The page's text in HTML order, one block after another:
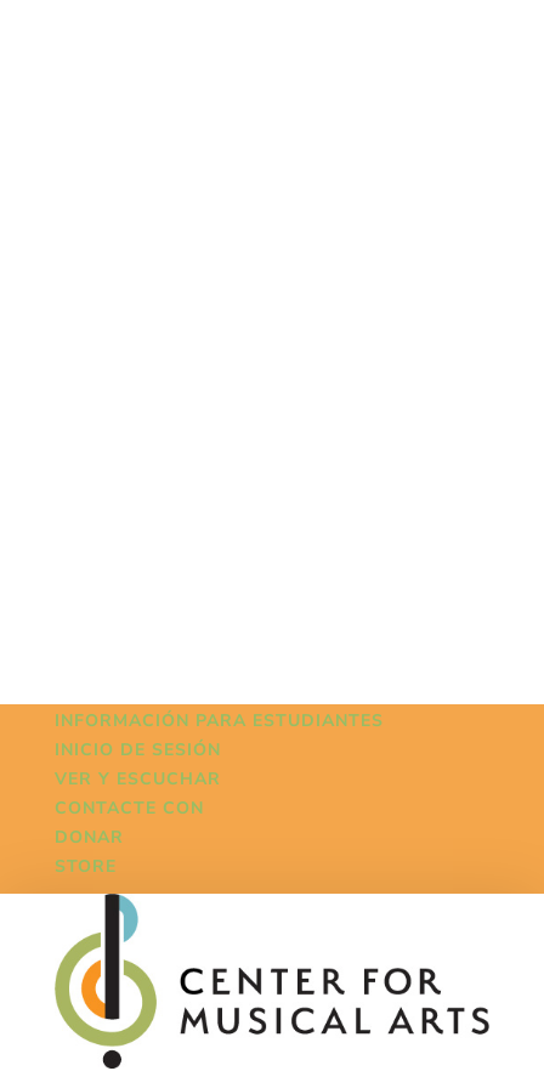
INFORMACIÓN PARA ESTUDIANTES
INICIO DE SESIÓN
VER Y ESCUCHAR
CONTACTE CON
DONAR
STORE